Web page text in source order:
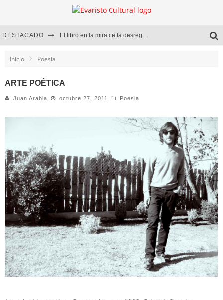
DESTACADO El libro en la mira de la desregulación
Alejandra Correa | La nieve
Inicio Poesia
ARTE POÉTICA
Juan Arabia octubre 27, 2011 Poesia